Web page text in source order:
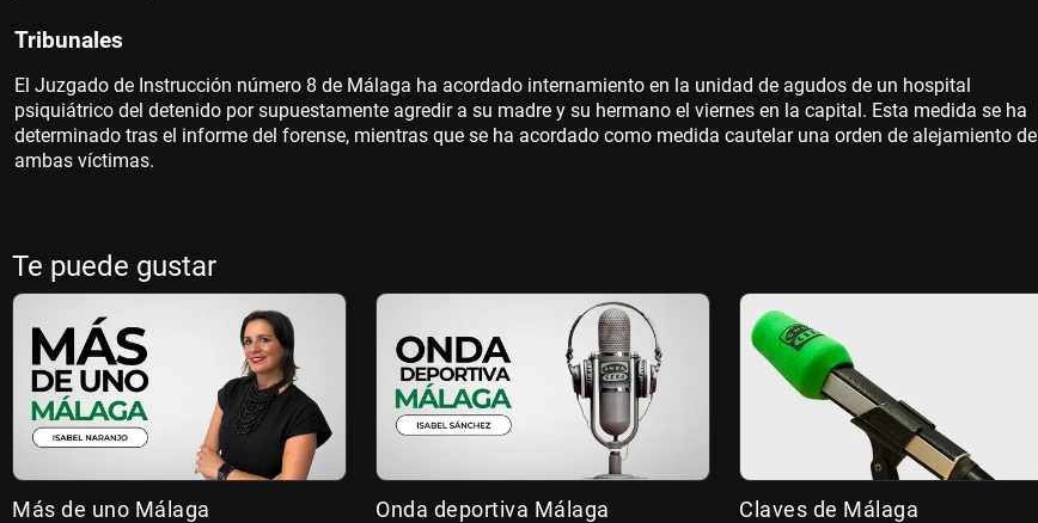
Tribunales
El Juzgado de Instrucción número 8 de Málaga ha acordado internamiento en la unidad de agudos de un hospital
psiquiátrico del detenido por supuestamente agredir a su madre y su hermano el viernes en la capital. Esta medida se ha
determinado tras el informe del forense, mientras que se ha acordado como medida cautelar una orden de alejamiento de
ambas víctimas.
Te puede gustar
Más de uno Málaga Onda deportiva Málaga Claves de Málaga